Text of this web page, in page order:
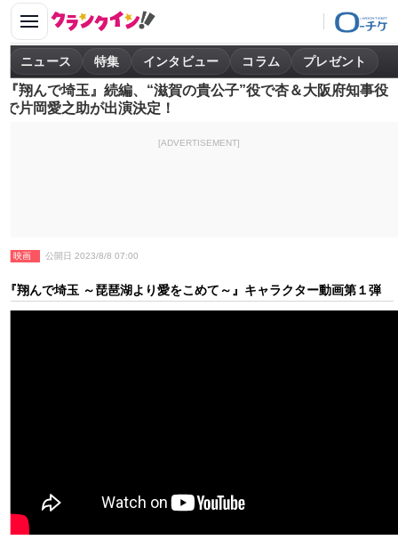
ニュース 特集 インタビュー コラム プレゼント
『翔んで埼玉』続編、“滋賀の貴公子”役で杏＆大阪府知事役
で片岡愛之助が出演決定！
[ADVERTISEMENT]
映画 公開日 2023/8/8 07:00
『翔んで埼玉 ～琵琶湖より愛をこめて～』キャラクター動画第１弾